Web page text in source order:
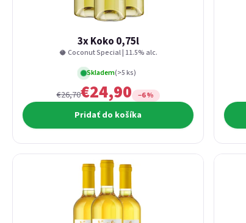
3x Koko 0,75l
🥥 Coconut Special | 11.5% alc.
Skladem(>5 ks)
€26,70€24,90 −6 %
Pridať do košíka